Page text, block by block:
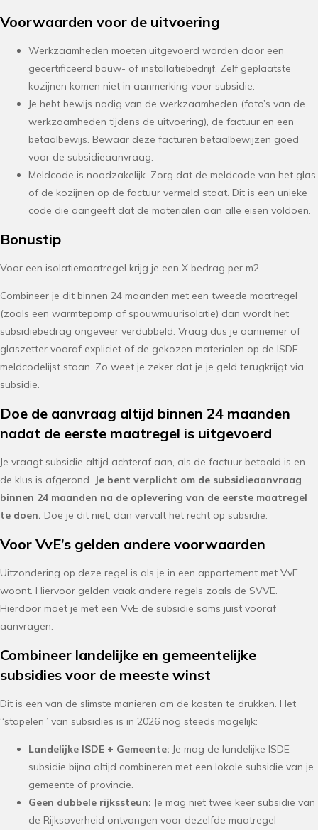
Voorwaarden voor de uitvoering
Werkzaamheden moeten uitgevoerd worden door een
gecertificeerd bouw- of installatiebedrijf. Zelf geplaatste
kozijnen komen niet in aanmerking voor subsidie.
Je hebt bewijs nodig van de werkzaamheden (foto’s van de
werkzaamheden tijdens de uitvoering), de factuur en een
betaalbewijs. Bewaar deze facturen betaalbewijzen goed
voor de subsidieaanvraag.
Meldcode is noodzakelijk. Zorg dat de meldcode van het glas
of de kozijnen op de factuur vermeld staat. Dit is een unieke
code die aangeeft dat de materialen aan alle eisen voldoen.
Bonustip
Voor een isolatiemaatregel krijg je een X bedrag per m2.
Combineer je dit binnen 24 maanden met een tweede maatregel
(zoals een warmtepomp of spouwmuurisolatie) dan wordt het
subsidiebedrag ongeveer verdubbeld. Vraag dus je aannemer of
glaszetter vooraf expliciet of de gekozen materialen op de ISDE-
meldcodelijst staan. Zo weet je zeker dat je je geld terugkrijgt via
subsidie.
Doe de aanvraag altijd binnen 24 maanden
nadat de eerste maatregel is uitgevoerd
Je vraagt subsidie altijd achteraf aan, als de factuur betaald is en
de klus is afgerond. Je bent verplicht om de subsidieaanvraag
binnen 24 maanden na de oplevering van de eerste maatregel
te doen. Doe je dit niet, dan vervalt het recht op subsidie.
Voor VvE’s gelden andere voorwaarden
Uitzondering op deze regel is als je in een appartement met VvE
woont. Hiervoor gelden vaak andere regels zoals de SVVE.
Hierdoor moet je met een VvE de subsidie soms juist vooraf
aanvragen.
Combineer landelijke en gemeentelijke
subsidies voor de meeste winst
Dit is een van de slimste manieren om de kosten te drukken. Het
“stapelen” van subsidies is in 2026 nog steeds mogelijk:
Landelijke ISDE + Gemeente: Je mag de landelijke ISDE-
subsidie bijna altijd combineren met een lokale subsidie van je
gemeente of provincie.
Geen dubbele rijkssteun: Je mag niet twee keer subsidie van
de Rijksoverheid ontvangen voor dezelfde maatregel